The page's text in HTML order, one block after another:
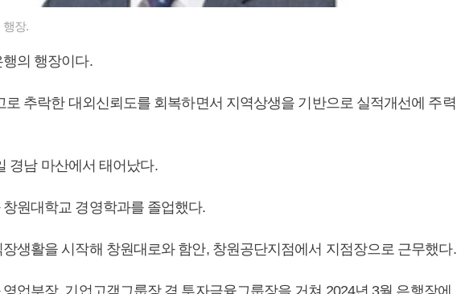
장.
의 행장이다.
로 추락한 대외신뢰도를 회복하면서 지역상생을 기반으로 실적개선에 주력
경남 마산에서 태어났다.
원대학교 경영학과를 졸업했다.
생활을 시작해 창원대로와 함안, 창원공단지점에서 지점장으로 근무했다.
업부장, 기업고객그룹장 겸 투자금융그룹장을 거쳐 2024년 3월 은행장에